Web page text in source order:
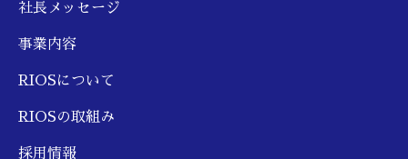
社長メッセージ
事業内容
RIOSについて
RIOSの取組み
採用情報